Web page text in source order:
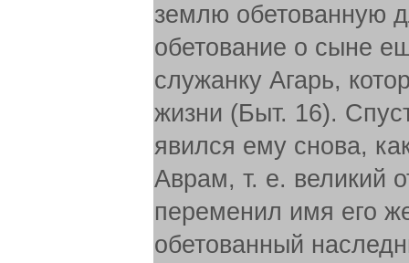
землю обетованную
обетование о сыне
служанку Агарь,
жизни (Быт. 16).
явился ему снова,
Аврам, т. е. великий
переменил имя его
обетованный